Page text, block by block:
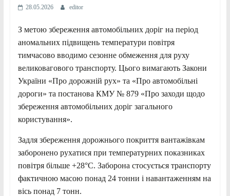
28.05.2026 editor
З метою збереження автомобільних доріг на період
аномальних підвищень температури повітря
тимчасово вводимо сезонне обмеження для руху
великовагового транспорту. Цього вимагають Закони
України «Про дорожній рух» та «Про автомобільні
дороги» та постанова КМУ № 879 «Про заходи щодо
збереження автомобільних доріг загального
користування».
Задля збереження дорожнього покриття вантажівкам
заборонено рухатися при температурних показниках
повітря більше +28°С. Заборона стосується транспорту
фактичною масою понад 24 тонни і навантаженням на
вісь понад 7 тонн.